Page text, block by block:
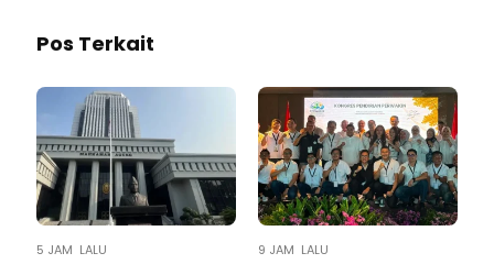
Pos Terkait
5 JAM LALU 9 JAM LALU